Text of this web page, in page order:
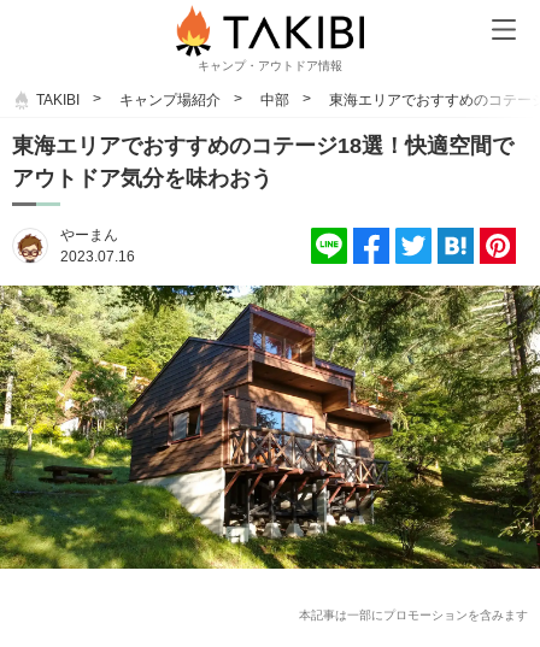
キャンプ・アウトドア情報
TAKIBI キャンプ場紹介 中部 東海エリアでおすすめのコテー
東海エリアでおすすめのコテージ18選！快適空間で
アウトドア気分を味わおう
やーまん
2023.07.16
本記事は一部にプロモーションを含みます